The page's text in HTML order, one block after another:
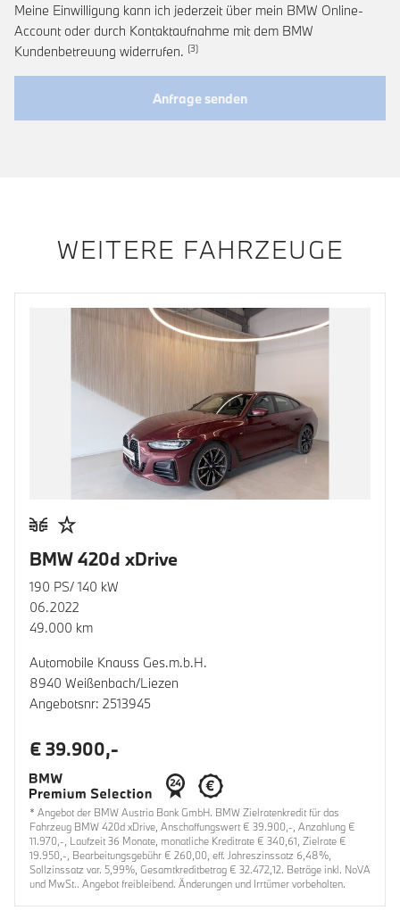
Meine Einwilligung kann ich jederzeit über mein BMW Online-
Account oder durch Kontaktaufnahme mit dem BMW
Kundenbetreuung widerrufen. Link zur Fußnote: Widerruf der
Anfrage senden
WEITERE FAHRZEUGE
BMW 420d xDrive
190 PS/ 140 kW
06.2022
49.000 km
Automobile Knauss Ges.m.b.H.
8940 Weißenbach/Liezen
Angebotsnr: 2513945
€ 39.900,-
* Angebot der BMW Austria Bank GmbH. BMW Zielratenkredit für das
Fahrzeug BMW 420d xDrive, Anschaffungswert € 39.900,-, Anzahlung €
11.970,-, Laufzeit 36 Monate, monatliche Kreditrate € 340,61, Zielrate €
19.950,-, Bearbeitungsgebühr € 260,00, eff. Jahreszinssatz 6,48%,
Sollzinssatz var. 5,99%, Gesamtkreditbetrag € 32.472,12. Beträge inkl. NoVA
und MwSt.. Angebot freibleibend. Änderungen und Irrtümer vorbehalten.